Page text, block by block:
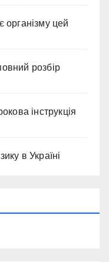
організму цей
розбір
інструкція
в Україні